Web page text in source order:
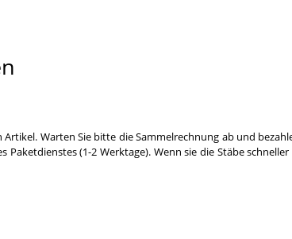
Warten Sie bitte die Sammelrechnung ab und
Paketdienstes (1-2 Werktage). Wenn sie die Stäbe